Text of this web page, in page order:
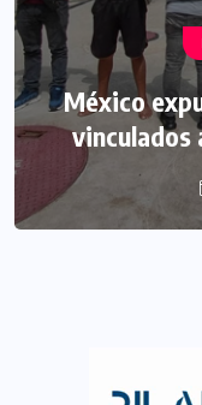
México
vinculados